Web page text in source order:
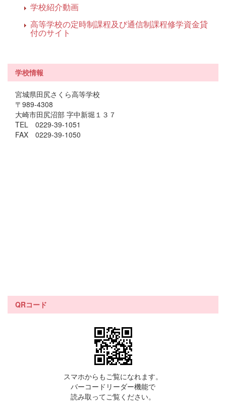
学校紹介動画
高等学校の定時制課程及び通信制課程修学資金貸
付のサイト
学校情報
宮城県田尻さくら高等学校
〒989-4308
大崎市田尻沼部 字中新堀１３７
TEL 0229-39-1051
FAX 0229-39-1050
QRコード
スマホからもご覧になれます。
バーコードリーダー機能で
読み取ってご覧ください。